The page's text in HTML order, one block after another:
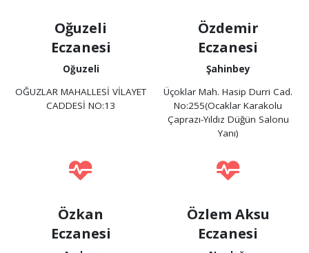
Oğuzeli
Eczanesi
Oğuzeli
OĞUZLAR MAHALLESİ VİLAYET
CADDESİ NO:13
Özdemir
Eczanesi
Şahinbey
Üçoklar Mah. Hasip Durri Cad.
No:255(Ocaklar Karakolu
Çaprazı-Yıldız Düğün Salonu
Yanı)
Özkan
Eczanesi
Özlem Aksu
Eczanesi